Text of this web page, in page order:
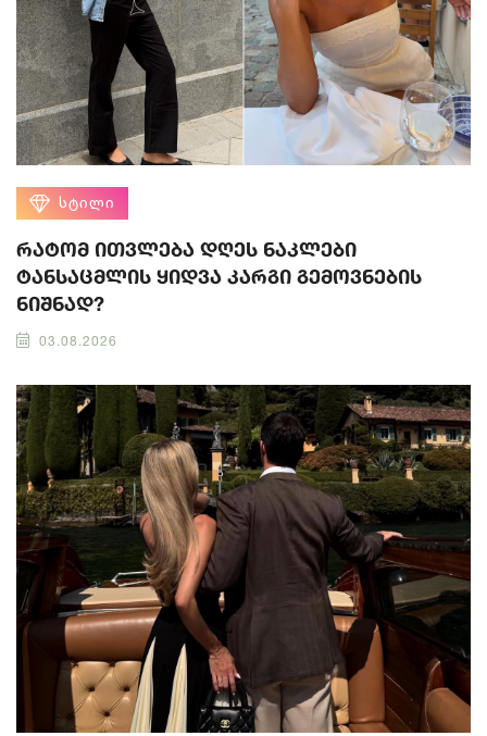
ᲡᲢᲘᲚᲘ
რატომ ითვლება დღეს ნაკლები
ტანსაცმლის ყიდვა კარგი გემოვნების
ნიშნად?
03.08.2026